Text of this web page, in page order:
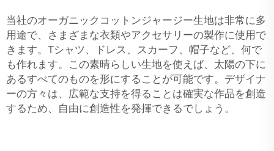
当社のオーガニックコットンジャージー生地は非常に多
用途で、さまざまな衣類やアクセサリーの製作に使用で
きます。Tシャツ、ドレス、スカーフ、帽子など、何で
も作れます。この素晴らしい生地を使えば、太陽の下に
あるすべてのものを形にすることが可能です。デザイナ
ーの方々は、広範な支持を得ることは確実な作品を創造
するため、自由に創造性を発揮できるでしょう。